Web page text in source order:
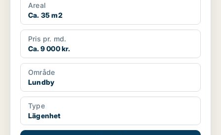
Areal
Ca. 35 m2
Pris pr. md.
Ca. 9 000 kr.
Område
Lundby
Type
Lägenhet